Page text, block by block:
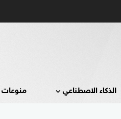
الذكاء الاصطناعي منوعات